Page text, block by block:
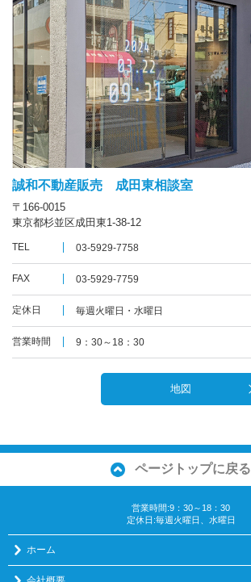
誠和不動産販売 成田東相談室
〒166-0015
東京都杉並区成田東1-38-12
TEL 03-5929-7758
FAX 03-5929-7759
定休日 毎週火曜日・水曜日
営業時間 9：30～18：30
地図
ページトップに戻る
営業時間:9：30～18：30
定休日:毎週火曜日、水曜日
ホーム